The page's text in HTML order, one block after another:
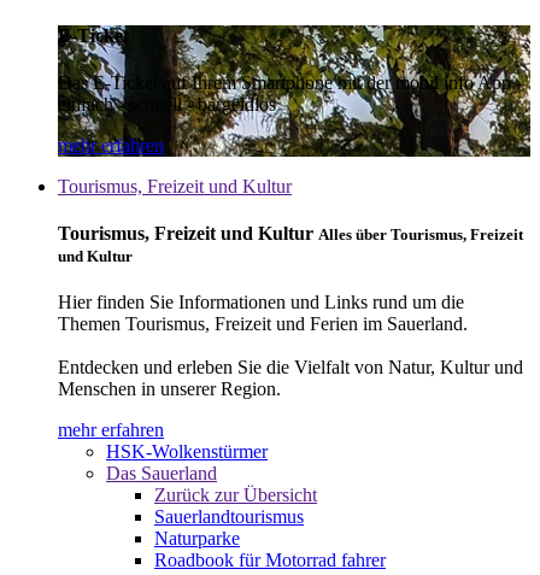
E-Ticket
Das E-Ticket auf Ihrem Smartphone mit der mobil info App -
einfach - schnell - bargeldlos
mehr erfahren
Tourismus, Freizeit und Kultur
Tourismus, Freizeit und Kultur Alles über Tourismus, Freizeit
und Kultur
Hier finden Sie Informationen und Links rund um die
Themen Tourismus, Freizeit und Ferien im Sauerland.
Entdecken und erleben Sie die Vielfalt von Natur, Kultur und
Menschen in unserer Region.
mehr erfahren
HSK-Wolkenstürmer
Das Sauerland
Zurück zur Übersicht
Sauerlandtourismus
Naturparke
Roadbook für Motorrad fahrer